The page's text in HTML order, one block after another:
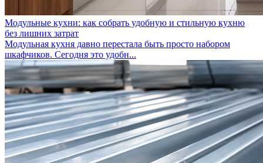
Модульные кухни: как собрать удобную и стильную кухню
без лишних затрат
Модульная кухня давно перестала быть просто набором
шкафчиков. Сегодня это удобн...